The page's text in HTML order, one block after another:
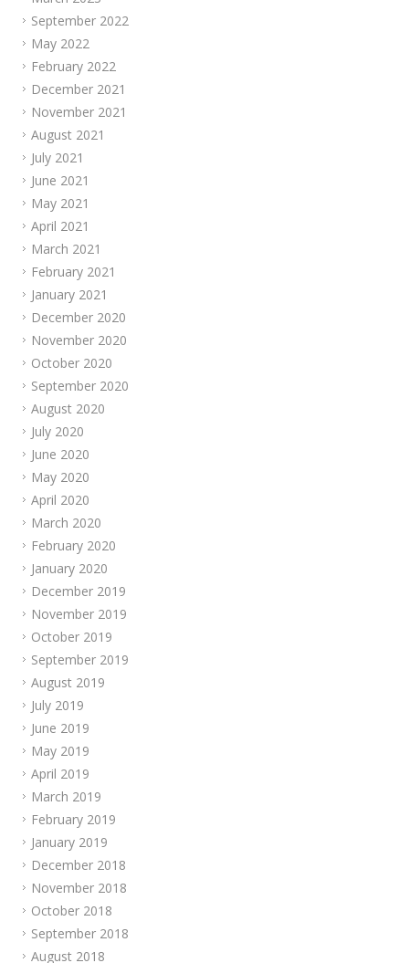
September 2022
May 2022
February 2022
December 2021
November 2021
August 2021
July 2021
June 2021
May 2021
April 2021
March 2021
February 2021
January 2021
December 2020
November 2020
October 2020
September 2020
August 2020
July 2020
June 2020
May 2020
April 2020
March 2020
February 2020
January 2020
December 2019
November 2019
October 2019
September 2019
August 2019
July 2019
June 2019
May 2019
April 2019
March 2019
February 2019
January 2019
December 2018
November 2018
October 2018
September 2018
August 2018